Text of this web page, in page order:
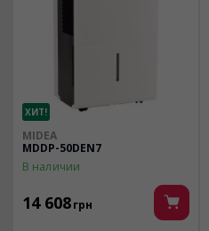
ХИТ!
MIDEA
MDDP-50DEN7
В наличии
14 608грн